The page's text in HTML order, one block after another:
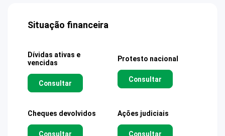
Situação financeira
Dívidas ativas e
vencidas
Consultar
Protesto nacional
Consultar
Cheques devolvidos
Consultar
Ações judiciais
Consultar